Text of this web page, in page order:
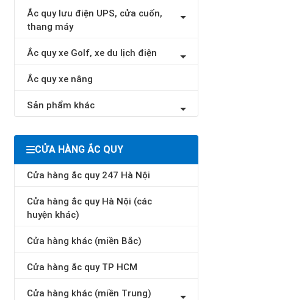
Ắc quy lưu điện UPS, cửa cuốn,
thang máy
Ắc quy xe Golf, xe du lịch điện
Ắc quy xe nâng
Sản phẩm khác
CỬA HÀNG ẮC QUY
Cửa hàng ắc quy 247 Hà Nội
Cửa hàng ắc quy Hà Nội (các
huyện khác)
Cửa hàng khác (miền Bắc)
Cửa hàng ắc quy TP HCM
Cửa hàng khác (miền Trung)